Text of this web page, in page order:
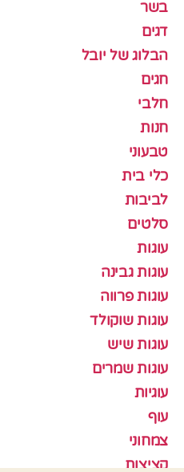
בשר
דגים
הבלוג של יובל
חגים
חלבי
חנות
טבעוני
כלי בית
לביבות
סלטים
עוגות
עוגות גבינה
עוגות פרווה
עוגות שוקולד
עוגות שיש
עוגות שמרים
עוגיות
עוף
צמחוני
קציצות